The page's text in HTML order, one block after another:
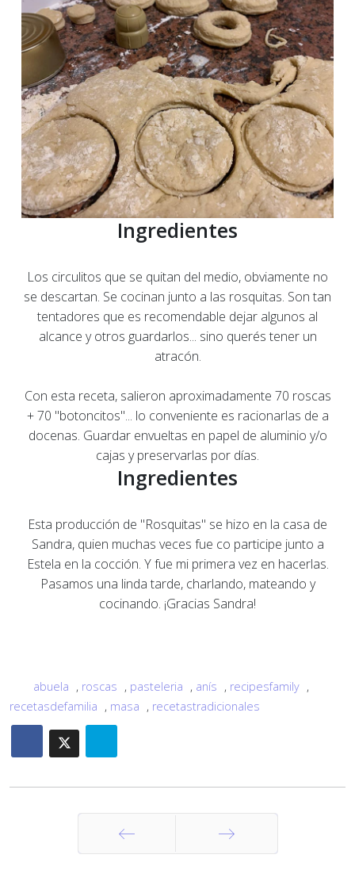
Ingredientes
Los circulitos que se quitan del medio, obviamente no
se descartan. Se cocinan junto a las rosquitas. Son tan
tentadores que es recomendable dejar algunos al
alcance y otros guardarlos... sino querés tener un
atracón.
Con esta receta, salieron aproximadamente 70 roscas
+ 70 "botoncitos"... lo conveniente es racionarlas de a
docenas. Guardar envueltas en papel de aluminio y/o
cajas y preservarlas por días.
Ingredientes
Esta producción de "Rosquitas" se hizo en la casa de
Sandra, quien muchas veces fue co participe junto a
Estela en la cocción. Y fue mi primera vez en hacerlas.
Pasamos una linda tarde, charlando, mateando y
cocinando. ¡Gracias Sandra!
abuela , roscas , pasteleria , anís , recipesfamily ,
recetasdefamilia , masa , recetastradicionales